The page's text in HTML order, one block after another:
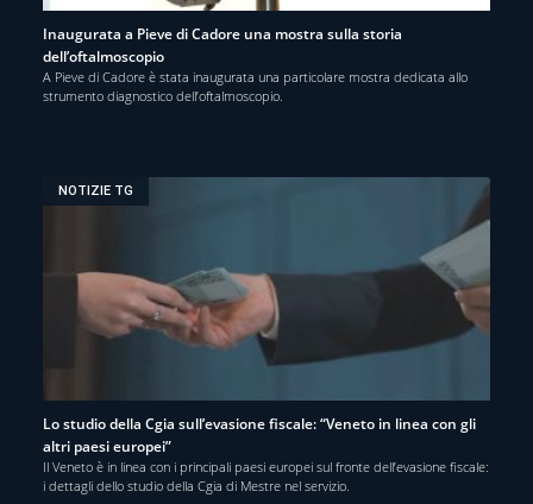
Inaugurata a Pieve di Cadore una mostra sulla storia
dell’oftalmoscopio
A Pieve di Cadore è stata inaugurata una particolare mostra dedicata allo
strumento diagnostico dell’oftalmoscopio.
NOTIZIE TG
Lo studio della Cgia sull’evasione fiscale: “Veneto in linea con gli
altri paesi europei”
Il Veneto è in linea con i principali paesi europei sul fronte dell’evasione fiscale:
i dettagli dello studio della Cgia di Mestre nel servizio.